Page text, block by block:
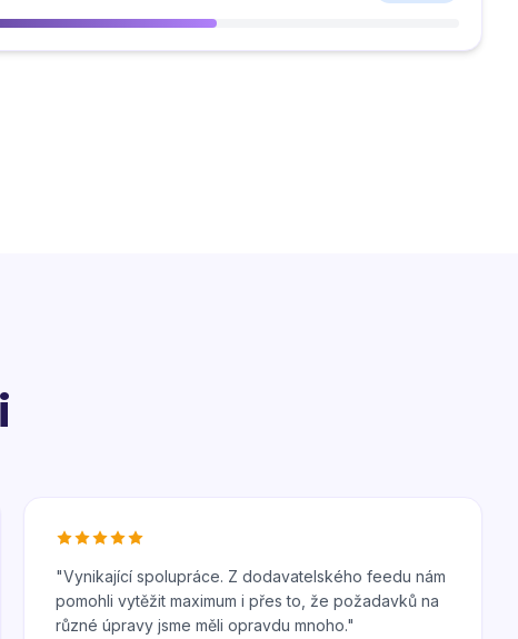
"Vynikající spolupráce. Z dodavatelského feedu nám
pomohli vytěžit maximum i přes to, že požadavků na
různé úpravy jsme měli opravdu mnoho."